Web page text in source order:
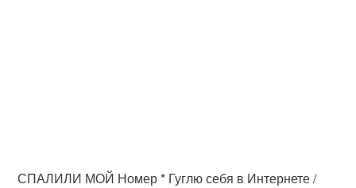
СПАЛИЛИ МОЙ Номер * Гуглю себя в Интернете /